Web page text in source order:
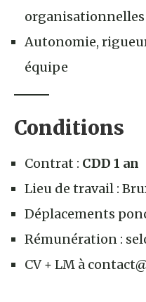
Autonomie,
équipe
Conditions
Contrat : CDD 1 an
Lieu de travail :
Déplacements
Rémunération :
CV + LM à